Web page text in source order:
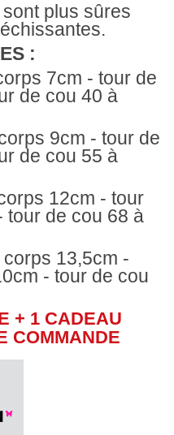
plus sûres
:
7cm - tour de
de cou 40 à
9cm - tour de
de cou 55 à
12cm - tour
tour de cou 68 à
13,5cm -
- tour de cou
+ 1 CADEAU
COMMANDE